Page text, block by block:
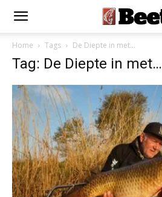
Home Tags De Diepte in met…
Tag: De Diepte in met…